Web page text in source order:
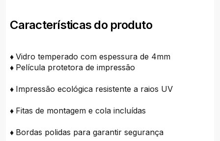
Características do produto
♦Vidro temperado com espessura de 4mm
♦ Película protetora de impressão
♦ Impressão ecológica resistente a raios UV
♦ Fitas de montagem e cola incluídas
♦ Bordas polidas para garantir segurança